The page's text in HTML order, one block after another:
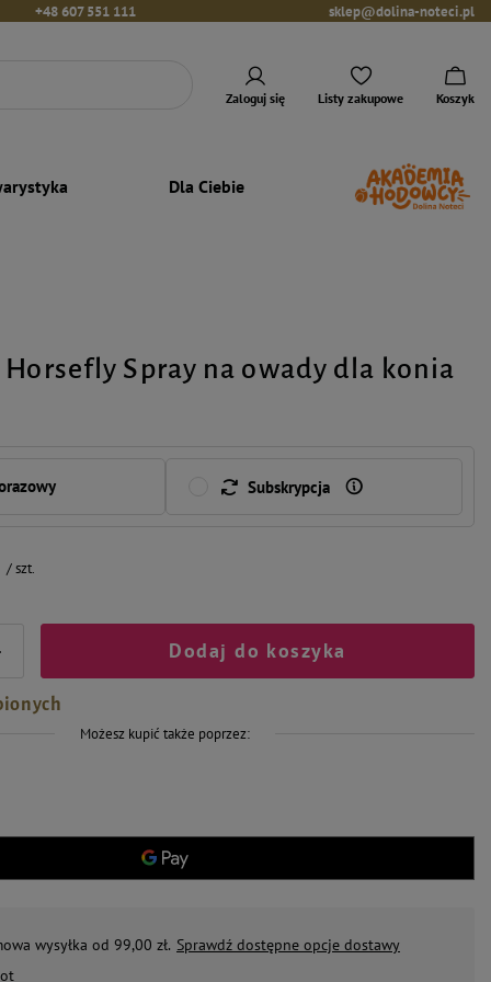
+48 607 551 111 sklep@dolina-noteci.pl
Zaloguj się Listy zakupowe Koszyk
Dla Ciebie
Horsefly Spray na owady dla konia
Subskrypcja
/szt.
Dodaj do koszyka
Możesz kupić także poprzez:
wysyłka od 99,00 zł. Sprawdź dostępne opcje dostawy